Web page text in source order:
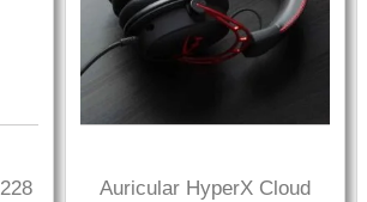
Auricular HyperX Cloud